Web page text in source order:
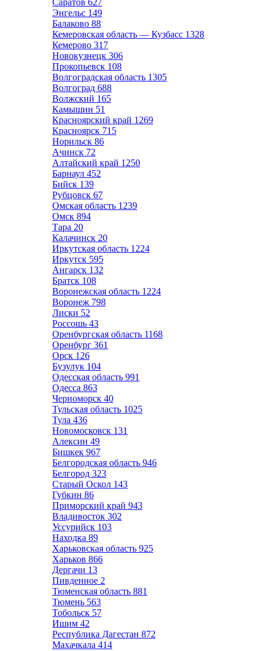
Саратов 627
Энгельс 149
Балаково 88
Кемеровская область — Кузбасс 1328
Кемерово 317
Новокузнецк 306
Прокопьевск 108
Волгоградская область 1305
Волгоград 688
Волжский 165
Камышин 51
Красноярский край 1269
Красноярск 715
Норильск 86
Ачинск 72
Алтайский край 1250
Барнаул 452
Бийск 139
Рубцовск 67
Омская область 1239
Омск 894
Тара 20
Калачинск 20
Иркутская область 1224
Иркутск 595
Ангарск 132
Братск 108
Воронежская область 1224
Воронеж 798
Лиски 52
Россошь 43
Оренбургская область 1168
Оренбург 361
Орск 126
Бузулук 104
Одесская область 991
Одесса 863
Черноморск 40
Тульская область 1025
Тула 436
Новомосковск 131
Алексин 49
Бишкек 967
Белгородская область 946
Белгород 323
Старый Оскол 143
Губкин 86
Приморский край 943
Владивосток 302
Уссурийск 103
Находка 89
Харьковская область 925
Харьков 866
Дергачи 13
Пивденное 2
Тюменская область 881
Тюмень 563
Тобольск 57
Ишим 42
Республика Дагестан 872
Махачкала 414